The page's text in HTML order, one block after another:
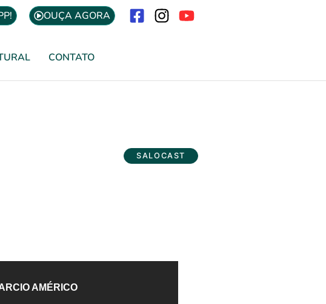
OUÇA AGORA
CONTATO
SALOCAST
AMÉRICO